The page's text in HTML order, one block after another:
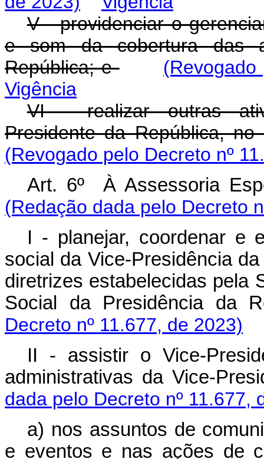
V - providenciar o
e som da cobertura das
República; e
Vigência
VI - realizar outras
Presidente da República,
(Revogado pelo Decreto nº
Art. 6º À Assessoria
(Redação dada pelo Decreto
I - planejar, coordenar e
social da Vice-Presidência
diretrizes estabelecidas pela
Social da Presidência
Decreto nº 11.677, de 2023)
II - assistir o Vice-
administrativas da Vice-
dada pelo Decreto nº 11.677,
a) nos assuntos de
e eventos e nas ações de